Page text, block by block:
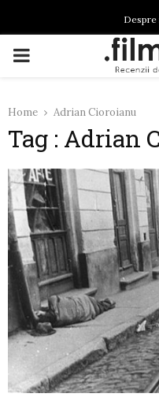
Despre
PRIMARY
Home Adrian Cioroianu
Tag : Adrian